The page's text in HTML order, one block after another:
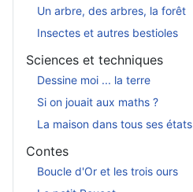
Un arbre, des arbres, la forêt
Insectes et autres bestioles
Sciences et techniques
Dessine moi ... la terre
Si on jouait aux maths ?
La maison dans tous ses états
Contes
Boucle d'Or et les trois ours